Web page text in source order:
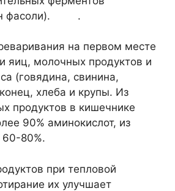
фасоли). .
на первом месте
яиц, молочных продуктов и
(говядина, свинина,
хлеба и крупы. Из
продуктов в кишечнике
90% аминокислот, из
60-80%.
при тепловой
их улучшает